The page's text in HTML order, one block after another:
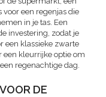
voor een regenjas die
in je tas. Een
investering, zodat je
een klassieke zwarte
een kleurrijke optie om
regenachtige dag.
DE